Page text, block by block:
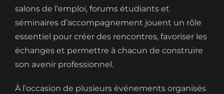
salons de l’emploi, forums étudiants et
séminaires d’accompagnement jouent un rôle
essentiel pour créer des rencontres, favoriser les
échanges et permettre à chacun de construire
son avenir professionnel.
À l’occasion de plusieurs événements organisés